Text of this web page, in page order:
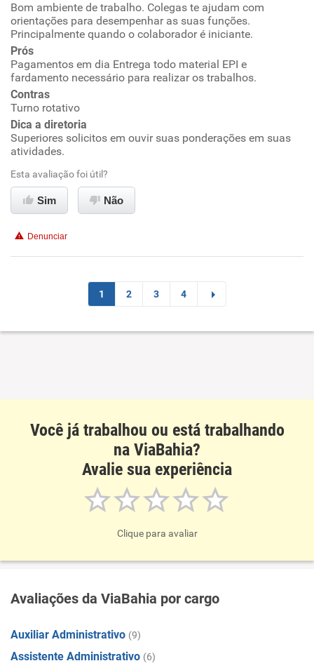
Oportunidade de promoção
Ambiente de trabalho
Conciliação com a vida familiar
Benefícios
Recomenda esta empresa
Recomenda a diretoria
Bom ambiente de trabalho. Colegas te ajudam com
orientações para desempenhar as suas funções.
Principalmente quando o colaborador é iniciante.
Prós
Pagamentos em dia Entrega todo material EPI e
fardamento necessário para realizar os trabalhos.
Contras
Turno rotativo
Dica a diretoria
Superiores solicitos em ouvir suas ponderações em suas
atividades.
Esta avaliação foi útil?
Sim Não
Denunciar
1 2 3 4
Você já trabalhou ou está trabalhando
na ViaBahia?
Avalie sua experiência
Clique para avaliar
Avaliações da ViaBahia por cargo
Auxiliar Administrativo (9)
Assistente Administrativo (6)